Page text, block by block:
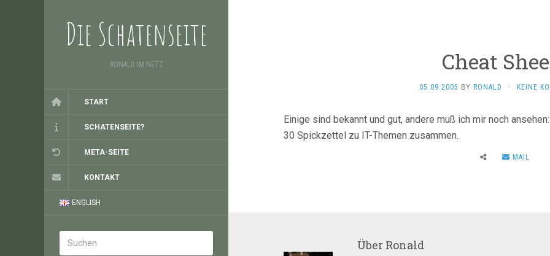
Die Schatenseite
RONALD IM NETZ
START
SCHATENSEITE?
META-SEITE
KONTAKT
ENGLISH
Cheat
05.09.2005 BY RONALD · KEINE
Einige sind bekannt und gut, andere muß ich mir noch
30 Spickzettel zu IT-Themen zusammen.
MAIL
Über Ronald